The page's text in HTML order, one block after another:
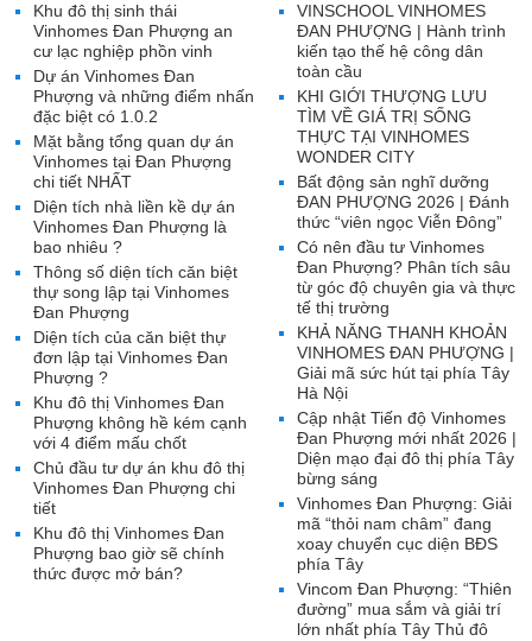
VINSCHOOL VINHOMES
ĐAN PHƯỢNG | Hành trình
kiến tạo thế hệ công dân
toàn cầu
KHI GIỚI THƯỢNG LƯU
TÌM VỀ GIÁ TRỊ SỐNG
THỰC TẠI VINHOMES
WONDER CITY
Bất động sản nghĩ dưỡng
ĐAN PHƯỢNG 2026 | Đánh
thức “viên ngọc Viễn Đông”
Có nên đầu tư Vinhomes
Đan Phượng? Phân tích sâu
từ góc độ chuyên gia và thực
tế thị trường
KHẢ NĂNG THANH KHOẢN
VINHOMES ĐAN PHƯỢNG |
Giải mã sức hút tại phía Tây
Hà Nội
Cập nhật Tiến độ Vinhomes
Đan Phượng mới nhất 2026 |
Diện mạo đại đô thị phía Tây
bừng sáng
Vinhomes Đan Phượng: Giải
mã “thỏi nam châm” đang
xoay chuyển cục diện BĐS
phía Tây
Vincom Đan Phượng: “Thiên
đường” mua sắm và giải trí
lớn nhất phía Tây Thủ đô
Khu đô thị sinh thái
Vinhomes Đan Phượng an
cư lạc nghiệp phồn vinh
Dự án Vinhomes Đan
Phượng và những điểm nhấn
đặc biệt có 1.0.2
Mặt bằng tổng quan dự án
Vinhomes tại Đan Phượng
chi tiết NHẤT
Diện tích nhà liền kề dự án
Vinhomes Đan Phượng là
bao nhiêu ?
Thông số diện tích căn biệt
thự song lập tại Vinhomes
Đan Phượng
Diện tích của căn biệt thự
đơn lập tại Vinhomes Đan
Phượng ?
Khu đô thị Vinhomes Đan
Phượng không hề kém cạnh
với 4 điểm mấu chốt
Chủ đầu tư dự án khu đô thị
Vinhomes Đan Phượng chi
tiết
Khu đô thị Vinhomes Đan
Phượng bao giờ sẽ chính
thức được mở bán?